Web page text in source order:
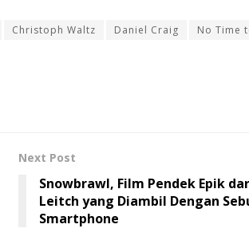
Christoph Waltz Daniel Craig
No Time
Next Post
Snowbrawl, Film Pendek Epik
Leitch yang Diambil Dengan
Smartphone